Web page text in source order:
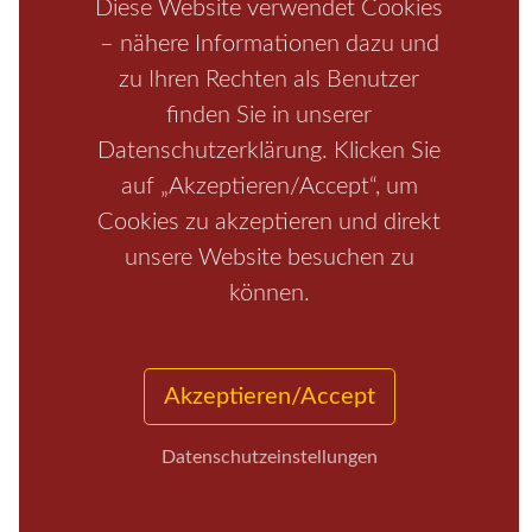
Diese Website verwendet Cookies
– nähere Informationen dazu und
zu Ihren Rechten als Benutzer
finden Sie in unserer
Datenschutzerklärung. Klicken Sie
auf „Akzeptieren/Accept“, um
Cookies zu akzeptieren und direkt
unsere Website besuchen zu
können.
Akzeptieren/Accept
Datenschutzeinstellungen
Region / Fragen+Antworten / Unterkunft /
Aktivitäten
Kontakt / Impressum